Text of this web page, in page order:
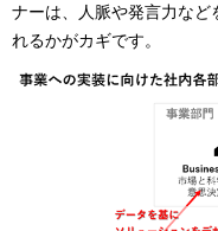
ナーは、人脈や発言力な
れるかがカギです。